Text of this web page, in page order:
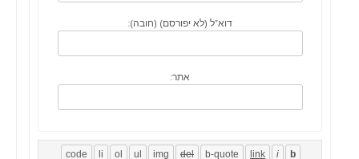
דוא"ל (לא יפורסם) (חובה):
אתר: